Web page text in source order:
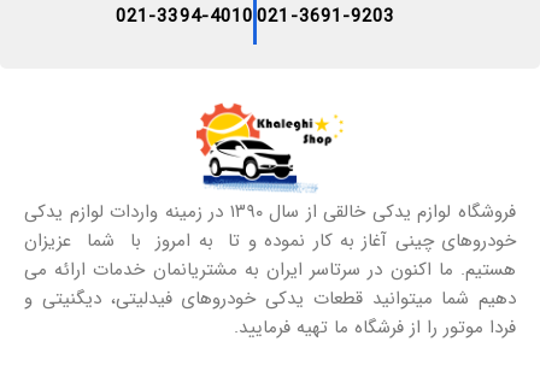
021-3691-9203
021-3394-4010
فروشگاه لوازم یدکی خالقی از سال ۱۳۹۰ در زمینه واردات لوازم یدکی
خودروهای چینی آغاز به کار نموده و تا به امروز با شما عزیزان
هستیم. ما اکنون در سرتاسر ایران به مشتریانمان خدمات ارائه می
دهیم شما میتوانید قطعات یدکی خودروهای فیدلیتی، دیگنیتی و
فردا موتور را از فرشگاه ما تهیه فرمایید.